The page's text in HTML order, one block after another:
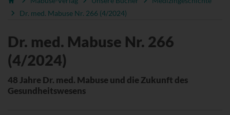
Dr. med. Mabuse Nr. 266 (4/2024)
Dr. med. Mabuse Nr. 266
(4/2024)
48 Jahre Dr. med. Mabuse und die Zukunft des
Gesundheitswesens